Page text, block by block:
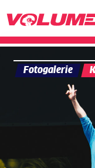
Fotogalerie